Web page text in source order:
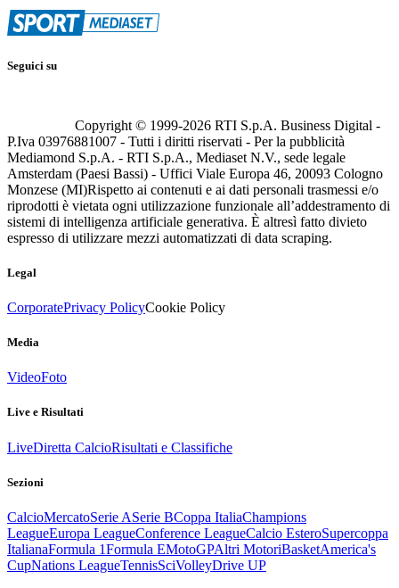
Seguici su
Copyright © 1999-2026 RTI S.p.A. Business Digital -
P.Iva 03976881007 - Tutti i diritti riservati - Per la pubblicità
Mediamond S.p.A. - RTI S.p.A., Mediaset N.V., sede legale
Amsterdam (Paesi Bassi) - Uffici Viale Europa 46, 20093 Cologno
Monzese (MI)Rispetto ai contenuti e ai dati personali trasmessi e/o
riprodotti è vietata ogni utilizzazione funzionale all’addestramento di
sistemi di intelligenza artificiale generativa. È altresì fatto divieto
espresso di utilizzare mezzi automatizzati di data scraping.
Legal
CorporatePrivacy PolicyCookie Policy
Media
VideoFoto
Live e Risultati
LiveDiretta CalcioRisultati e Classifiche
Sezioni
CalcioMercatoSerie ASerie BCoppa ItaliaChampions
LeagueEuropa LeagueConference LeagueCalcio EsteroSupercoppa
ItalianaFormula 1Formula EMotoGPAltri MotoriBasketAmerica's
CupNations LeagueTennisSciVolleyDrive UP